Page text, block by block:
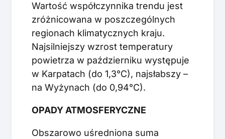
Wartość współczynnika trendu jest
zróżnicowana w poszczególnych
regionach klimatycznych kraju.
Najsilniejszy wzrost temperatury
powietrza w październiku występuje
w Karpatach (do 1,3°C), najsłabszy –
na Wyżynach (do 0,94°C).
OPADY ATMOSFERYCZNE
Obszarowo uśredniona suma